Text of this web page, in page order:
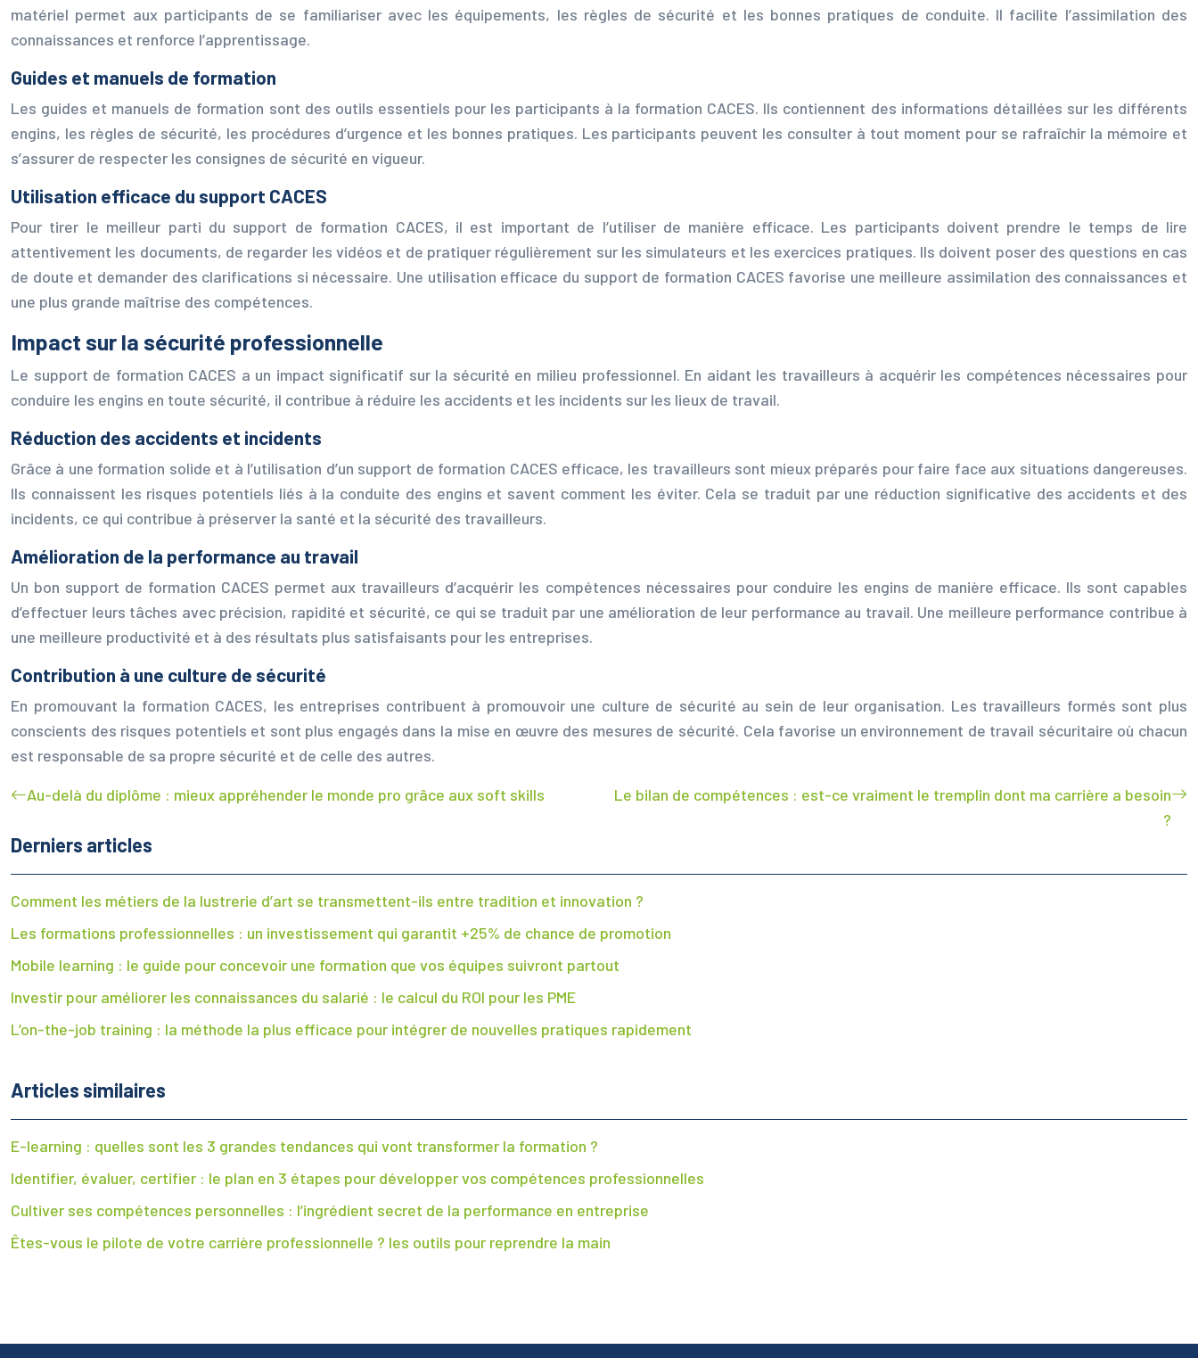
matériel permet aux participants de se familiariser avec les équipements, les règles de sécurité et les bonnes pratiques de conduite. Il facilite l’assimilation des
connaissances et renforce l’apprentissage.
Guides et manuels de formation
Les guides et manuels de formation sont des outils essentiels pour les participants à la formation CACES. Ils contiennent des informations détaillées sur les différents
engins, les règles de sécurité, les procédures d’urgence et les bonnes pratiques. Les participants peuvent les consulter à tout moment pour se rafraîchir la mémoire et
s’assurer de respecter les consignes de sécurité en vigueur.
Utilisation efficace du support CACES
Pour tirer le meilleur parti du support de formation CACES, il est important de l’utiliser de manière efficace. Les participants doivent prendre le temps de lire
attentivement les documents, de regarder les vidéos et de pratiquer régulièrement sur les simulateurs et les exercices pratiques. Ils doivent poser des questions en cas
de doute et demander des clarifications si nécessaire. Une utilisation efficace du support de formation CACES favorise une meilleure assimilation des connaissances et
une plus grande maîtrise des compétences.
Impact sur la sécurité professionnelle
Le support de formation CACES a un impact significatif sur la sécurité en milieu professionnel. En aidant les travailleurs à acquérir les compétences nécessaires pour
conduire les engins en toute sécurité, il contribue à réduire les accidents et les incidents sur les lieux de travail.
Réduction des accidents et incidents
Grâce à une formation solide et à l’utilisation d’un support de formation CACES efficace, les travailleurs sont mieux préparés pour faire face aux situations dangereuses.
Ils connaissent les risques potentiels liés à la conduite des engins et savent comment les éviter. Cela se traduit par une réduction significative des accidents et des
incidents, ce qui contribue à préserver la santé et la sécurité des travailleurs.
Amélioration de la performance au travail
Un bon support de formation CACES permet aux travailleurs d’acquérir les compétences nécessaires pour conduire les engins de manière efficace. Ils sont capables
d’effectuer leurs tâches avec précision, rapidité et sécurité, ce qui se traduit par une amélioration de leur performance au travail. Une meilleure performance contribue à
une meilleure productivité et à des résultats plus satisfaisants pour les entreprises.
Contribution à une culture de sécurité
En promouvant la formation CACES, les entreprises contribuent à promouvoir une culture de sécurité au sein de leur organisation. Les travailleurs formés sont plus
conscients des risques potentiels et sont plus engagés dans la mise en œuvre des mesures de sécurité. Cela favorise un environnement de travail sécuritaire où chacun
est responsable de sa propre sécurité et de celle des autres.
Au-delà du diplôme : mieux appréhender le monde pro grâce aux soft skills
Le bilan de compétences : est-ce vraiment le tremplin dont ma carrière a besoin
?
Derniers articles
Comment les métiers de la lustrerie d’art se transmettent-ils entre tradition et innovation ?
Les formations professionnelles : un investissement qui garantit +25% de chance de promotion
Mobile learning : le guide pour concevoir une formation que vos équipes suivront partout
Investir pour améliorer les connaissances du salarié : le calcul du ROI pour les PME
L’on-the-job training : la méthode la plus efficace pour intégrer de nouvelles pratiques rapidement
Articles similaires
E-learning : quelles sont les 3 grandes tendances qui vont transformer la formation ?
Identifier, évaluer, certifier : le plan en 3 étapes pour développer vos compétences professionnelles
Cultiver ses compétences personnelles : l’ingrédient secret de la performance en entreprise
Êtes-vous le pilote de votre carrière professionnelle ? les outils pour reprendre la main